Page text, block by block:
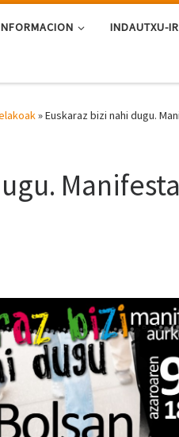
INDAUTXU-
»Euskaraz bizi nahi dugu.